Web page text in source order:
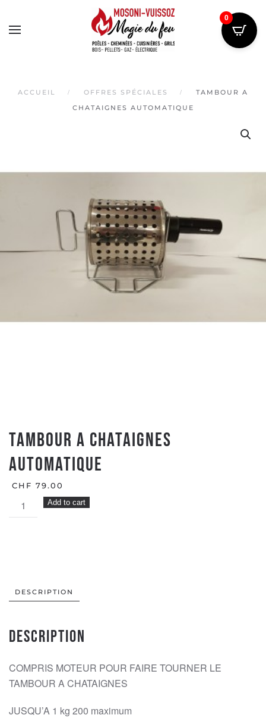
ACCUEIL OFFRES SPÉCIALES
TAMBOUR A
CHATAIGNES AUTOMATIQUE
TAMBOUR A CHATAIGNES
AUTOMATIQUE
CHF 79.00
TAMBOUR
A
Add to cart
DESCRIPTION
Description
COMPRIS MOTEUR POUR FAIRE TOURNER LE
TAMBOUR A CHATAIGNES
JUSQU’A 1 kg 200 maximum
0